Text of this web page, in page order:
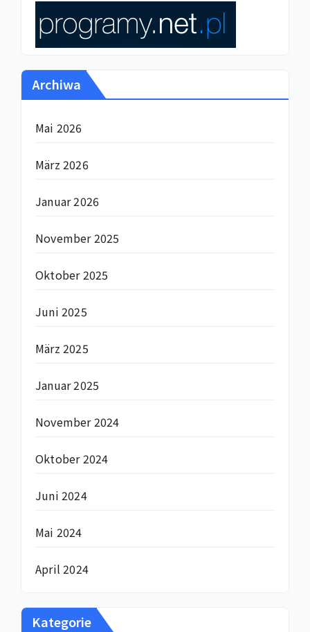
Archiwa
Mai 2026
März 2026
Januar 2026
November 2025
Oktober 2025
Juni 2025
März 2025
Januar 2025
November 2024
Oktober 2024
Juni 2024
Mai 2024
April 2024
Kategorie